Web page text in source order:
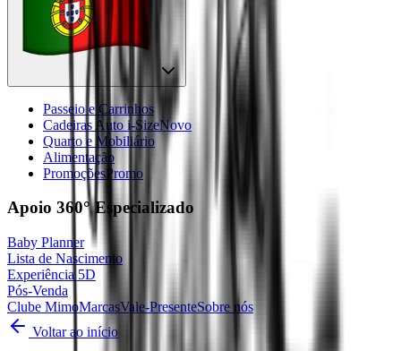
Passeio e Carrinhos
Cadeiras Auto i-SizeNovo
Quarto e Mobiliário
Alimentação
PromoçõesPromo
Apoio 360°Especializado
Baby Planner
Lista de Nascimento
Experiência 5D
Pós-Venda
Clube MimoMarcasVale-PresenteSobre nós
Voltar ao início